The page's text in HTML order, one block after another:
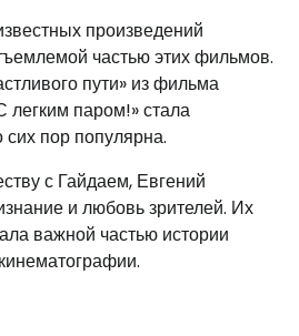
произведений
частью этих фильмов.
пути» из фильма
легким паром!» стала
пор популярна.
с Гайдаем, Евгений
и любовь зрителей. Их
важной частью истории